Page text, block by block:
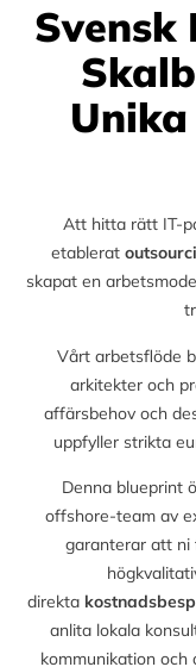
Svensk
Att hitta rätt IT-
etablerat
skapat en
Vårt arbetsflöde
arkitekter och
affärsbehov och
uppfyller strikta
Denna blueprint
offshore-team av
garanterar att ni
direkta
anlita lokala
kommunikation och